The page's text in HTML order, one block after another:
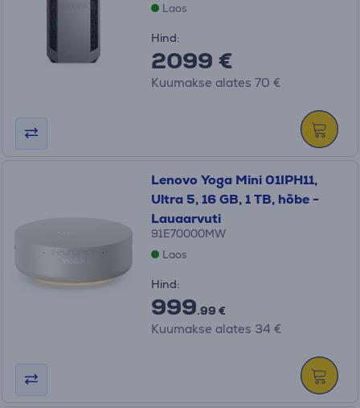
Laos
Hind:
2099 €
Kuumakse alates 70 €
Lenovo Yoga Mini 01IPH11,
Ultra 5, 16 GB, 1 TB, hõbe -
Lauaarvuti
91E70000MW
Laos
Hind:
999.99 €
Kuumakse alates 34 €